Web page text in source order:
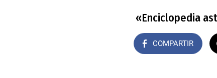
«Enciclopedia
COMPARTIR